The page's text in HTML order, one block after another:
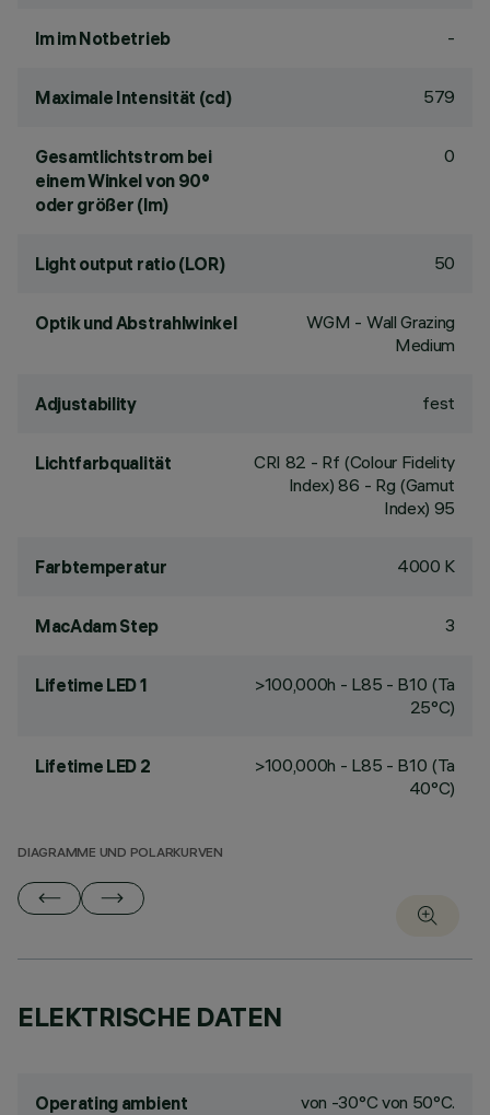
lm im Notbetrieb -
Maximale Intensität (cd) 579
Gesamtlichtstrom bei
einem Winkel von 90°
oder größer (lm)
0
Light output ratio (LOR) 50
Optik und Abstrahlwinkel
WGM - Wall Grazing
Medium
Adjustability fest
Lichtfarbqualität CRI 82 - Rf (Colour Fidelity
Index) 86 - Rg (Gamut
Index) 95
Farbtemperatur 4000 K
MacAdam Step 3
Lifetime LED 1
>100,000h - L85 - B10 (Ta
25°C)
Lifetime LED 2
>100,000h - L85 - B10 (Ta
40°C)
DIAGRAMME UND POLARKURVEN
ELEKTRISCHE DATEN
Operating ambient
von -30°C von 50°C.